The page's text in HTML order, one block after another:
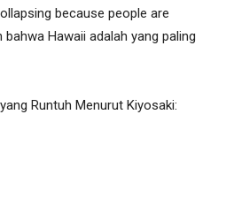
because people are
bahwa Hawaii adalah yang paling
Runtuh Menurut Kiyosaki: